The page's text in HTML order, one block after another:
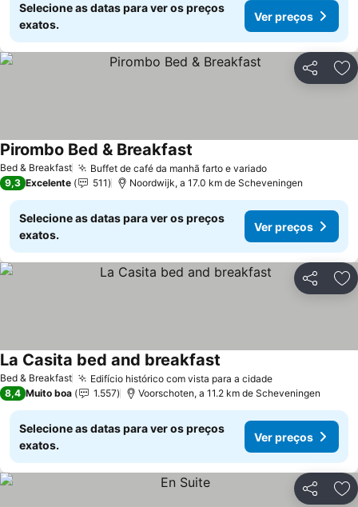
Selecione as datas para ver os preços
exatos.
Ver preços
Partilhar
Bed & Breakfast Buffet de café da manhã farto e variadoVer preços
Pirombo Bed & Breakfast
9,3 Excelente 511 Noordwijk, a 17.0 km de Scheveningen
Selecione as datas para ver os preços
exatos.
Ver preços
Partilhar
Bed & Breakfast Edifício histórico com vista para a cidadeVer preços
La Casita bed and breakfast
8,4 Muito boa 1.557 Voorschoten, a 11.2 km de Scheveningen
Selecione as datas para ver os preços
exatos.
Ver preços
Partilhar